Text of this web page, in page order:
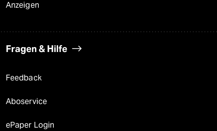
Anzeigen
Fragen & Hilfe
Feedback
Aboservice
ePaper Login